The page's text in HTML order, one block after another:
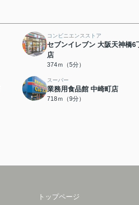
コンビニエンスストア
セブンイレブン 大阪天神橋6
店
374ｍ（5分）
スーパー
業務用食品館 中崎町店
718ｍ（9分）
トップページ